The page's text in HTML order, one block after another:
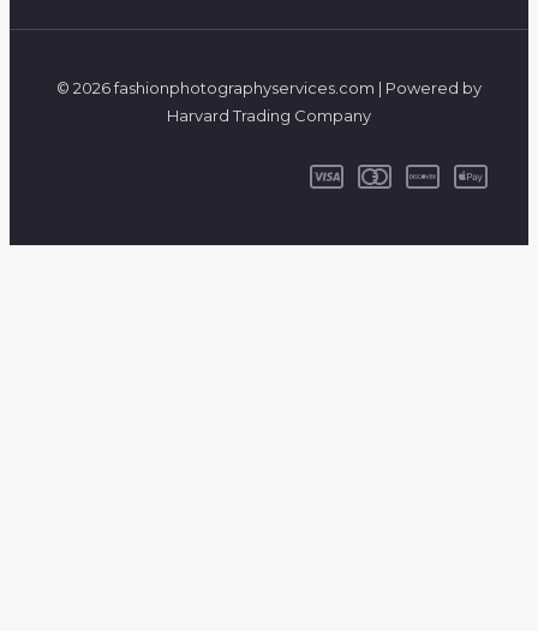
© 2026 fashionphotographyservices.com | Powered by
Harvard Trading Company